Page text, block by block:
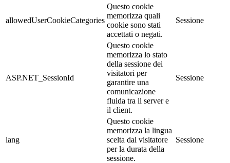
allowedUserCookieCategories
Questo cookie
memorizza quali
cookie sono stati
accettati o negati.
Sessione
ASP.NET_SessionId
Questo cookie
memorizza lo stato
della sessione dei
visitatori per
garantire una
comunicazione
fluida tra il server e
il client.
Sessione
lang
Questo cookie
memorizza la lingua
scelta dal visitatore
per la durata della
sessione.
Sessione